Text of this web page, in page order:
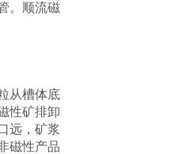
。顺流磁
从槽体底
性矿排卸
远，矿浆
磁性产品